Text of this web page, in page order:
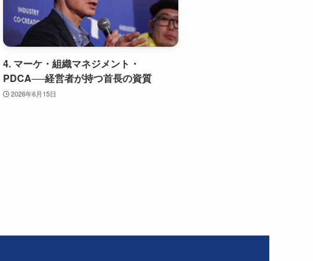
4. マーケ・組織マネジメント・
PDCA──経営者が持つ首長の資質
2026年6月15日